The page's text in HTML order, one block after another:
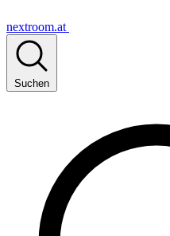
nextroom.at
Suchen